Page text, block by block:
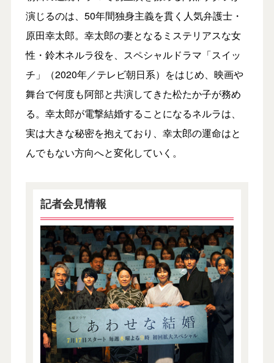
演じるのは、50年間独身主義を貫く人気弁護士・
原田幸太郎。幸太郎の妻となるミステリアスな女
性・鈴木ネルラ役を、スペシャルドラマ「スイッ
チ」（2020年／テレビ朝日系）をはじめ、映画や
舞台で何度も阿部と共演してきた松たか子が務め
る。幸太郎が電撃結婚することになるネルラは、
実は大きな秘密を抱えており、幸太郎の運命はと
んでもない方向へと変化していく。
記者会見情報